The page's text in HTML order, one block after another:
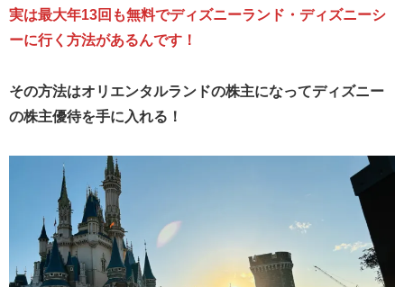
実は最大年13回も無料でディズニーランド・ディズニーシ
ーに行く方法があるんです！
その方法はオリエンタルランドの株主になってディズニー
の株主優待を手に入れる！